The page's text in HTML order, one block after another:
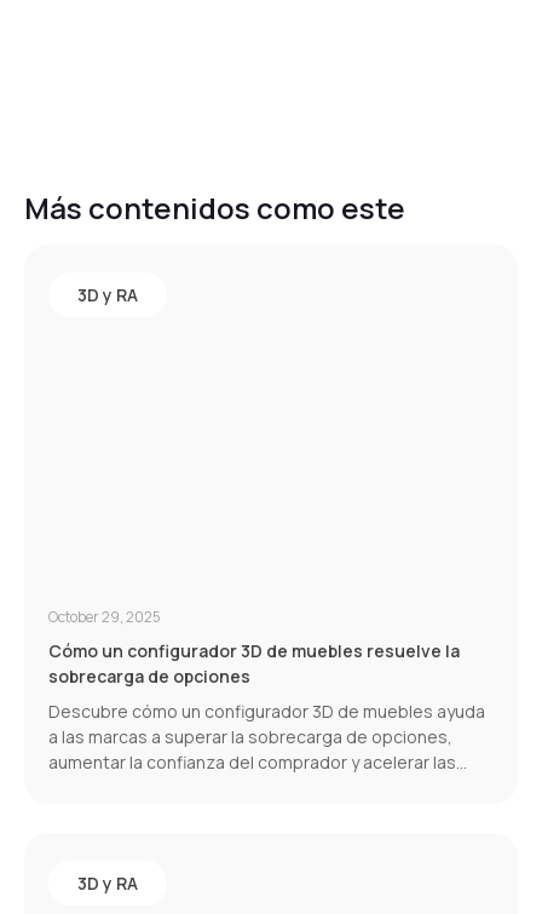
Más contenidos como este
3D y RA
October 29, 2025
Cómo un configurador 3D de muebles resuelve la
sobrecarga de opciones
Descubre cómo un configurador 3D de muebles ayuda
a las marcas a superar la sobrecarga de opciones,
aumentar la confianza del comprador y acelerar las
3D y RA